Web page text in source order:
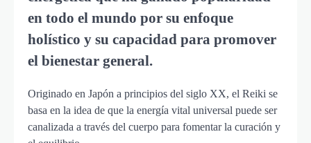
en todo el mundo por su enfoque
holístico y su capacidad para promover
el bienestar general.
Originado en Japón a principios del siglo XX, el Reiki se
basa en la idea de que la energía vital universal puede ser
canalizada a través del cuerpo para fomentar la curación y